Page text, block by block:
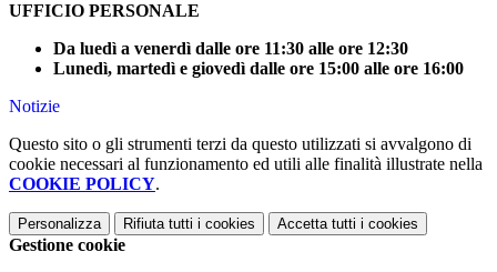
UFFICIO PERSONALE
Da luedì a venerdì dalle ore 11:30 alle ore 12:30
Lunedì, martedì e giovedì dalle ore 15:00 alle ore 16:00
Notizie
Questo sito o gli strumenti terzi da questo utilizzati si avvalgono di
cookie necessari al funzionamento ed utili alle finalità illustrate nella
COOKIE POLICY.
Personalizza Rifiuta tutti i cookies Accetta tutti i cookies
Gestione cookie